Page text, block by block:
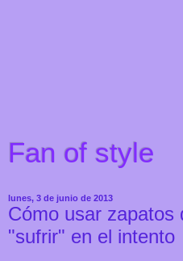
Fan of style
lunes, 3 de junio de 2013
Cómo usar zapatos
"sufrir" en el intento